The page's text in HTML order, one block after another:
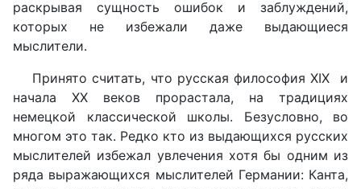
раскрывая сущность ошибок и заблуждений,
которых не избежали даже выдающиеся
мыслители.
Принято считать, что русская философия XIX и
начала ХХ веков прорастала, на традициях
немецкой классической школы. Безусловно, во
многом это так. Редко кто из выдающихся русских
мыслителей избежал увлечения хотя бы одним из
ряда выражающихся мыслителей Германии: Канта,